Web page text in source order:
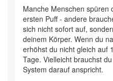
Manche Menschen spüren
ersten Puff - andere
sich nicht sofort auf,
deinem Körper. Wenn du
erhöhst du nicht gleich auf
Tage. Vielleicht brauchst
System darauf anspricht.